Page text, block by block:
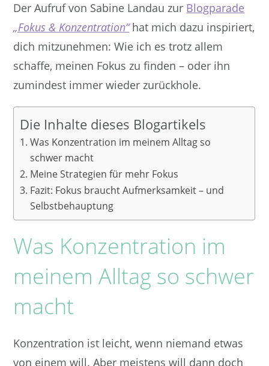
Der Aufruf von Sabine Landau zur Blogparade
„Fokus & Konzentration“hat mich dazu inspiriert,
dich mitzunehmen: Wie ich es trotz allem
schaffe, meinen Fokus zu finden – oder ihn
zumindest immer wieder zurückhole.
Die Inhalte dieses Blogartikels
Was Konzentration im meinem Alltag so
schwer macht
Meine Strategien für mehr Fokus
Fazit: Fokus braucht Aufmerksamkeit – und
Selbstbehauptung
Was Konzentration im
meinem Alltag so schwer
macht
Konzentration ist leicht, wenn niemand etwas
von einem will. Aber meistens will dann doch